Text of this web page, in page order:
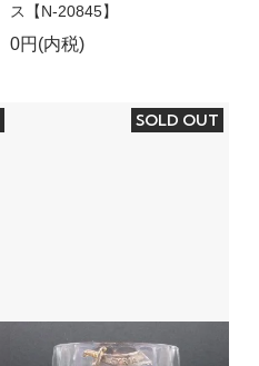
ス【N-20845】
0円(内税)
SOLD OUT